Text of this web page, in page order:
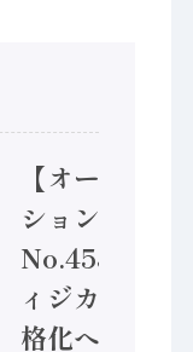
【オートメー
ション新聞
No.453】フ
ィジカルAI本
格化へ 国産